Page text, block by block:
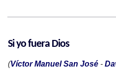
Si yo fuera Dios
(Víctor Manuel San José -